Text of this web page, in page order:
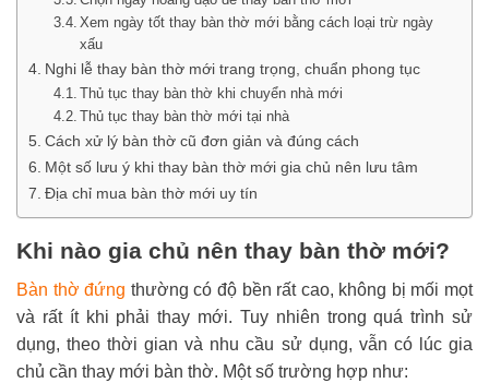
Xem ngày tốt thay bàn thờ mới bằng cách loại trừ ngày
xấu
Nghi lễ thay bàn thờ mới trang trọng, chuẩn phong tục
Thủ tục thay bàn thờ khi chuyển nhà mới
Thủ tục thay bàn thờ mới tại nhà
Cách xử lý bàn thờ cũ đơn giản và đúng cách
Một số lưu ý khi thay bàn thờ mới gia chủ nên lưu tâm
Địa chỉ mua bàn thờ mới uy tín
Khi nào gia chủ nên thay bàn thờ mới?
Bàn thờ đứng thường có độ bền rất cao, không bị mối mọt
và rất ít khi phải thay mới. Tuy nhiên trong quá trình sử
dụng, theo thời gian và nhu cầu sử dụng, vẫn có lúc gia
chủ cần thay mới bàn thờ. Một số trường hợp như: